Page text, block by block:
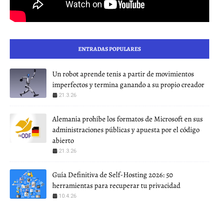
ENTRADAS POPULARES
Un robot aprende tenis a partir de movimientos
imperfectos y termina ganando a su propio creador
21.3.26
Alemania prohíbe los formatos de Microsoft en sus
administraciones públicas y apuesta por el código
abierto
21.3.26
Guía Definitiva de Self-Hosting 2026: 50
herramientas para recuperar tu privacidad
10.4.26